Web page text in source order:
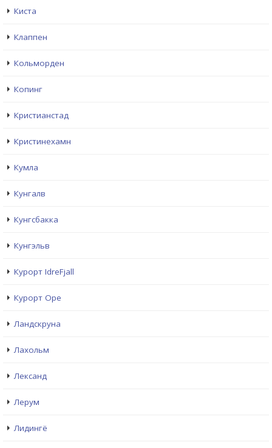
Киста
Клаппен
Кольморден
Копинг
Кристианстад
Кристинехамн
Кумла
Кунгалв
Кунгсбакка
Кунгэльв
Курорт IdreFjall
Курорт Оре
Ландскруна
Лахольм
Лександ
Лерум
Лидингё